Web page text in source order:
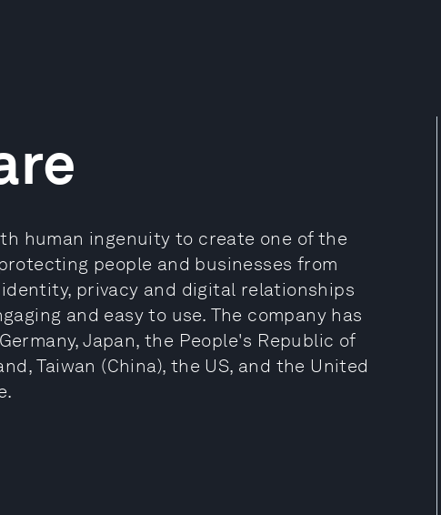
human ingenuity to create one of the
people and businesses from
privacy and digital relationships
and easy to use. The company has
Japan, the People's Republic of
Taiwan (China), the US, and the United